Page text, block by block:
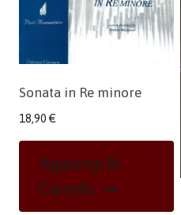
Sonata in Re minore
18,90 €
Aggiungi Al
Carrello